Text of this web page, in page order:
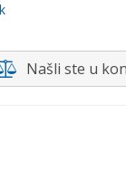
Našli ste u